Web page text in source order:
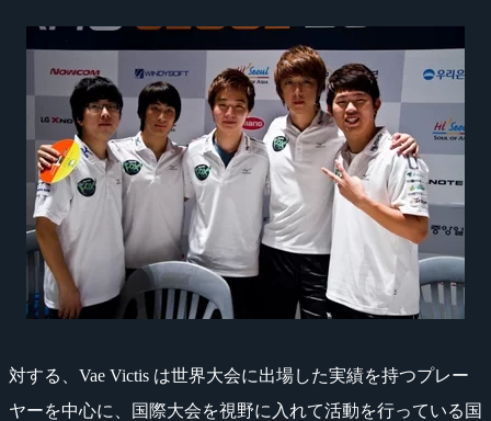
対する、Vae Victis は世界大会に出場した実績を持つプレー
ヤーを中心に、国際大会を視野に入れて活動を行っている国